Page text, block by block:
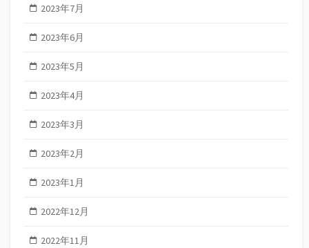
2023年7月
2023年6月
2023年5月
2023年4月
2023年3月
2023年2月
2023年1月
2022年12月
2022年11月